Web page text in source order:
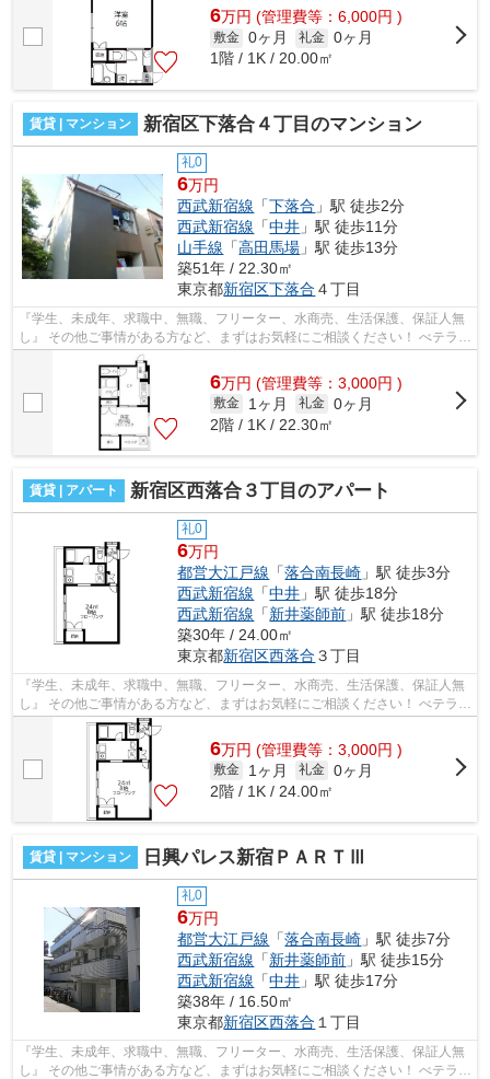
6万円 (管理費等：6,000円 )
敷金 0ヶ月 礼金 0ヶ月
1階 / 1K / 20.00㎡
賃貸 | マンション 新宿区下落合４丁目のマンション
礼0
6万円
西武新宿線 「下落合 」駅 徒歩2分
西武新宿線 「中井 」駅 徒歩11分
山手線 「高田馬場 」駅 徒歩13分
築51年 / 22.30㎡
東京都新宿区下落合 ４丁目
『学生、未成年、求職中、無職、フリーター、水商売、生活保護、保証人無
し』 その他ご事情がある方など、まずはお気軽にご相談ください！ べテラン
スタッフが対応致しますのでご希望...
6万円 (管理費等：3,000円 )
敷金 1ヶ月 礼金 0ヶ月
2階 / 1K / 22.30㎡
賃貸 | アパート 新宿区西落合３丁目のアパート
礼0
6万円
都営大江戸線 「落合南長崎 」駅 徒歩3分
西武新宿線 「中井 」駅 徒歩18分
西武新宿線 「新井薬師前 」駅 徒歩18分
築30年 / 24.00㎡
東京都新宿区西落合 ３丁目
『学生、未成年、求職中、無職、フリーター、水商売、生活保護、保証人無
し』 その他ご事情がある方など、まずはお気軽にご相談ください！ べテラン
スタッフが対応致しますのでご希望...
6万円 (管理費等：3,000円 )
敷金 1ヶ月 礼金 0ヶ月
2階 / 1K / 24.00㎡
賃貸 | マンション 日興パレス新宿ＰＡＲＴⅢ
礼0
6万円
都営大江戸線 「落合南長崎 」駅 徒歩7分
西武新宿線 「新井薬師前 」駅 徒歩15分
西武新宿線 「中井 」駅 徒歩17分
築38年 / 16.50㎡
東京都新宿区西落合 １丁目
『学生、未成年、求職中、無職、フリーター、水商売、生活保護、保証人無
し』 その他ご事情がある方など、まずはお気軽にご相談ください！ べテラン